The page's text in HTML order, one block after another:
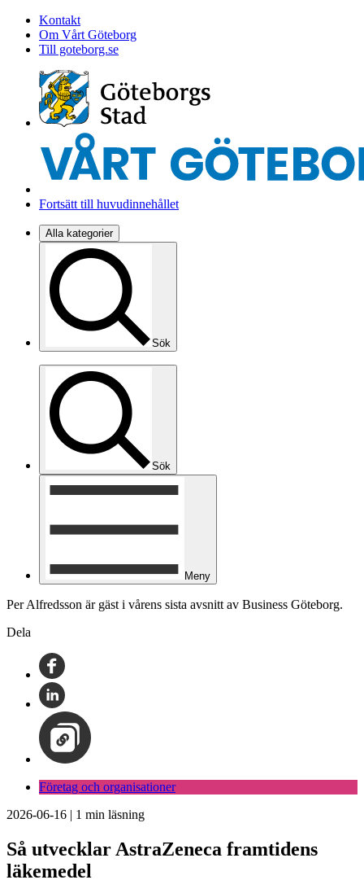
Kontakt
Om Vårt Göteborg
Till goteborg.se
Fortsätt till huvudinnehållet
Alla kategorier
Sök
Sök
Meny
Per Alfredsson är gäst i vårens sista avsnitt av Business Göteborg.
Dela
Företag och organisationer
2026-06-16 | 1 min läsning
Så utvecklar AstraZeneca framtidens
läkemedel